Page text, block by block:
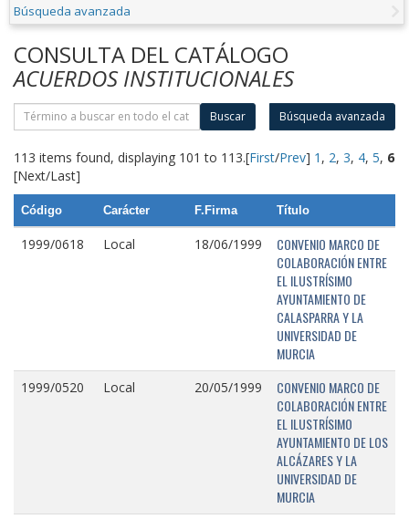
Búsqueda avanzada
CONSULTA DEL CATÁLOGO
ACUERDOS INSTITUCIONALES
Buscar Búsqueda avanzada
113 items found, displaying 101 to 113.[First/Prev] 1 , 2, 3, 4, 5, 6
[Next/Last]
Código Carácter F.Firma Título
1999/0618 Local 18/06/1999
CONVENIO MARCO DE
COLABORACIÓN ENTRE
EL ILUSTRÍSIMO
AYUNTAMIENTO DE
CALASPARRA Y LA
UNIVERSIDAD DE
MURCIA
1999/0520 Local 20/05/1999
CONVENIO MARCO DE
COLABORACIÓN ENTRE
EL ILUSTRÍSIMO
AYUNTAMIENTO DE LOS
ALCÁZARES Y LA
UNIVERSIDAD DE
MURCIA